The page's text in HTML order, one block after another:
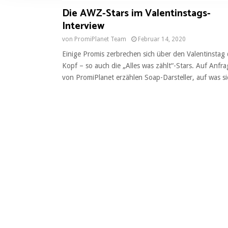
i
u
s
Die AWZ-Stars im Valentinstags-
Interview
von PromiPlanet Team Februar 14, 2020
Einige Promis zerbrechen sich über den Valentinstag
Kopf – so auch die „Alles was zählt“-Stars. Auf
von PromiPlanet erzählen Soap-Darsteller, auf was